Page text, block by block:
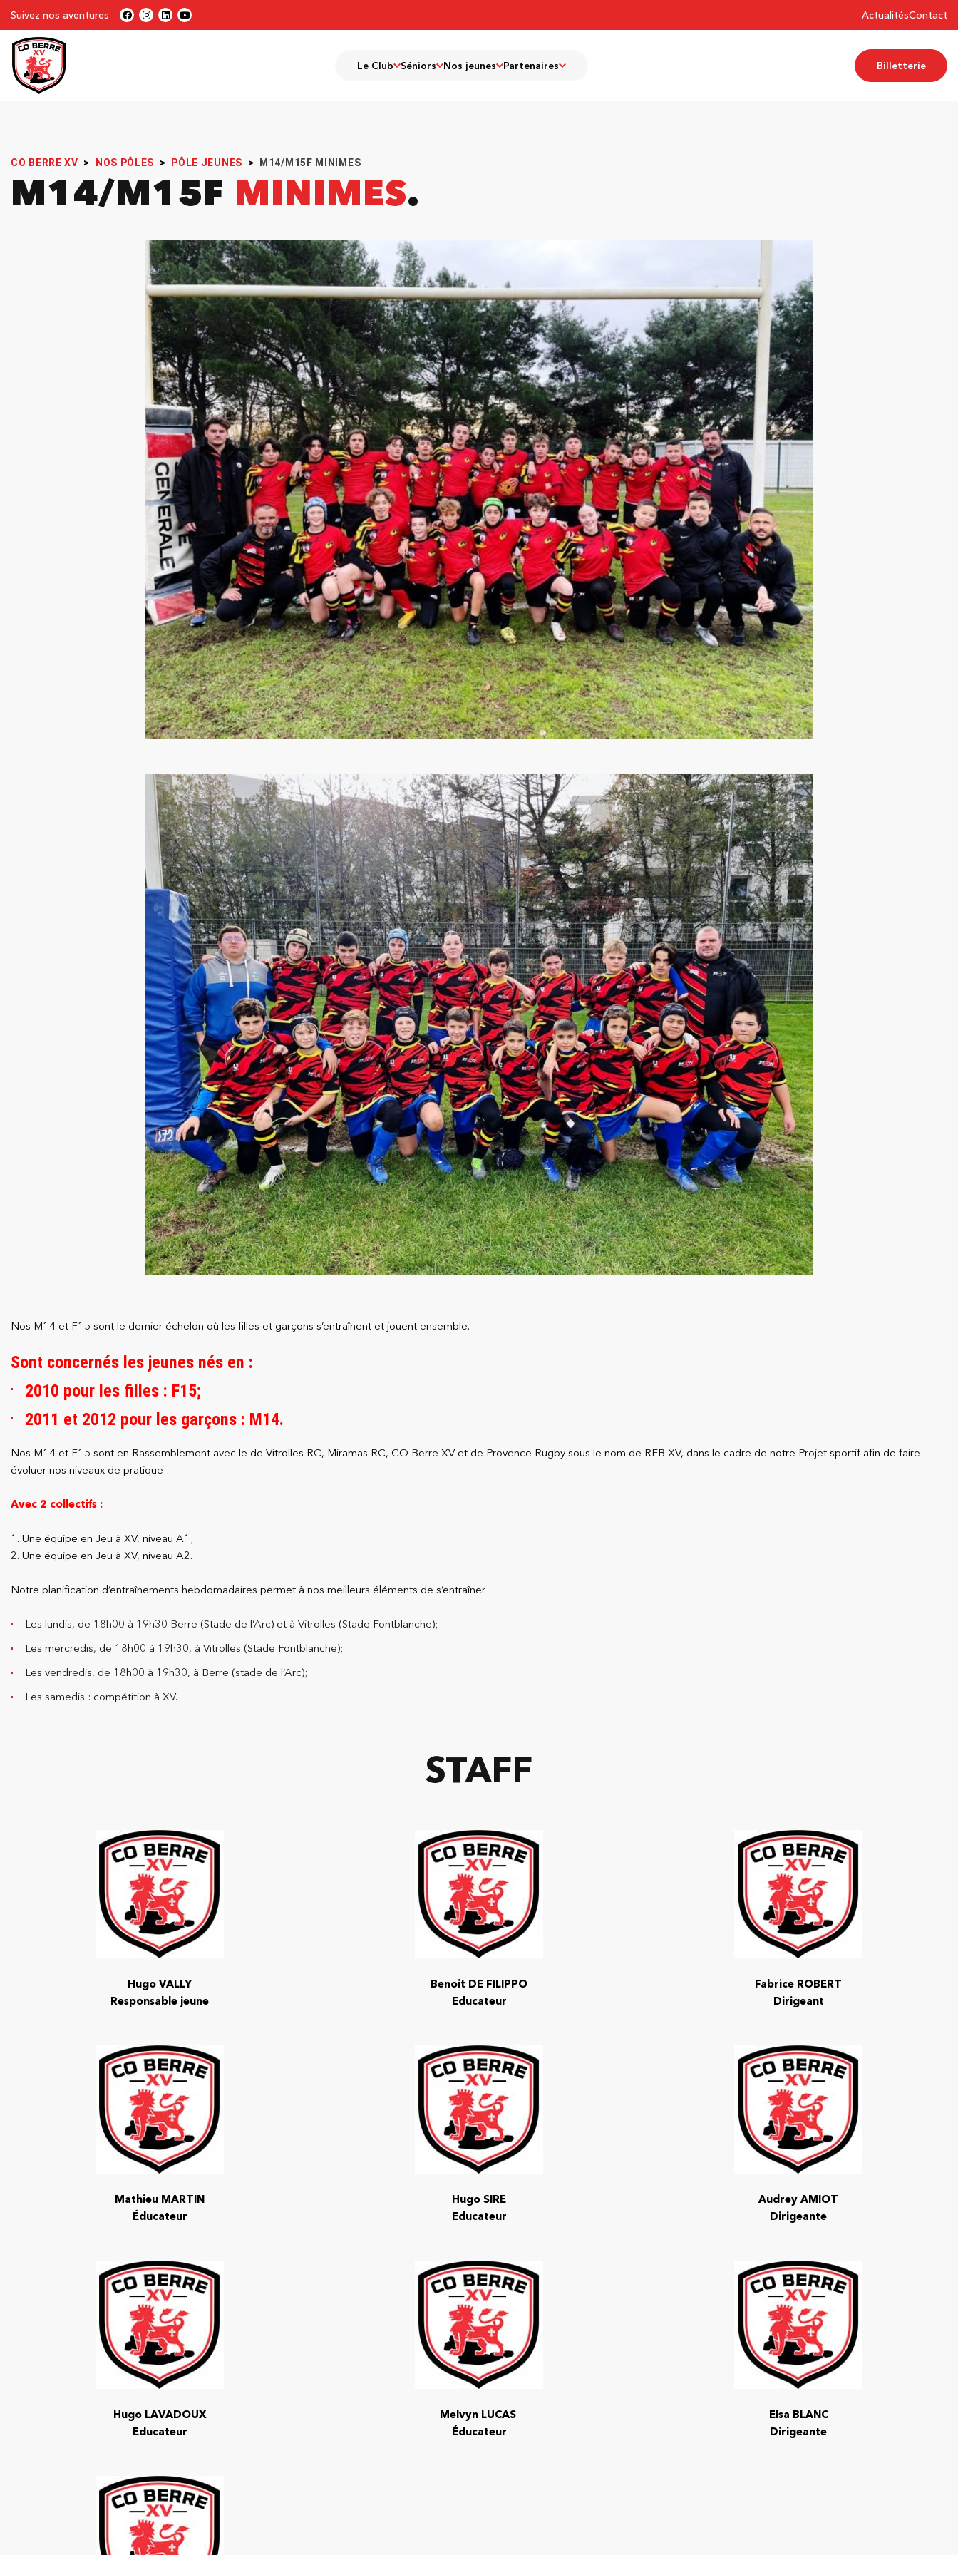
Suivez nos aventures ActualitésContact
Le Club Séniors Nos jeunes Partenaires Billetterie
CO BERRE XV > NOS PÔLES > PÔLE JEUNES > M14/M15F MINIMES
M14/M15F MINIMES
Nos M14 et F15 sont le dernier échelon où les filles et garçons s’entraînent et jouent ensemble.
Sont concernés les jeunes nés en :
2010 pour les filles : F15;
2011 et 2012 pour les garçons : M14.
Nos M14 et F15 sont en Rassemblement avec le de Vitrolles RC, Miramas RC, CO Berre XV et de Provence Rugby sous le nom de REB XV, dans le cadre de notre Projet sportif afin de faire
évoluer nos niveaux de pratique :
Avec 2 collectifs :
1. Une équipe en Jeu à XV, niveau A1;
2. Une équipe en Jeu à XV, niveau A2.
Notre planification d’entraînements hebdomadaires permet à nos meilleurs éléments de s’entraîner :
Les lundis, de 18h00 à 19h30 Berre (Stade de l’Arc) et à Vitrolles (Stade Fontblanche);
Les mercredis, de 18h00 à 19h30, à Vitrolles (Stade Fontblanche);
Les vendredis, de 18h00 à 19h30, à Berre (stade de l’Arc);
Les samedis : compétition à XV.
STAFF
Hugo VALLY
Responsable jeune
Mathieu MARTIN
Éducateur
Hugo LAVADOUX
Educateur
Benoit DE FILIPPO
Educateur
Hugo SIRE
Educateur
Melvyn LUCAS
Éducateur
Fabrice ROBERT
Dirigeant
Audrey AMIOT
Dirigeante
Elsa BLANC
Dirigeante